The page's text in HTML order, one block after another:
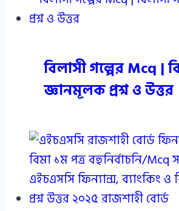
বিলাসী গল্পের Mcq |
জ্ঞানমূলক প্রশ্ন ও উত্তর